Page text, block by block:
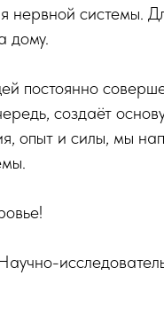
системы.
дому.
постоянно
создаёт
опыт и силы, мы